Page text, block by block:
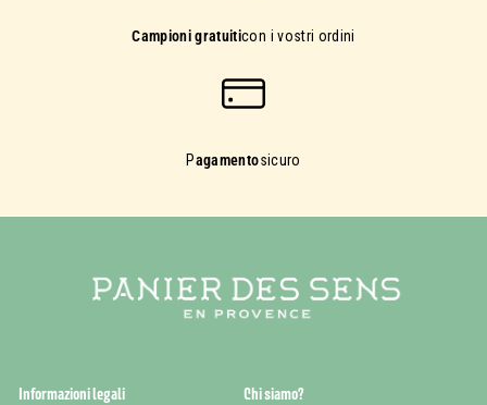
Campioni gratuiticon i vostri ordini
Pagamentosicuro
Informazioni legali Chi siamo?